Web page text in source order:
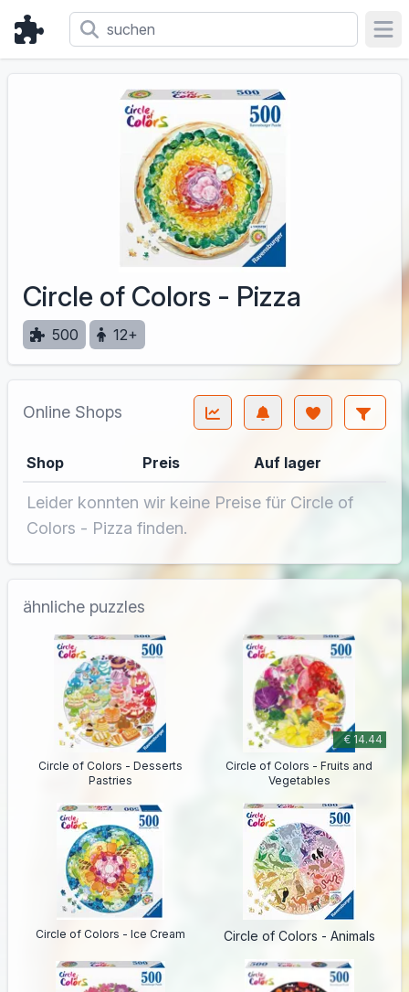
Circle of Colors - Pizza
500 12+
Online Shops
Shop Preis Auf lager
Leider konnten wir keine Preise für Circle of
Colors - Pizza finden.
ähnliche puzzles
Circle of Colors - Desserts
Pastries
€ 14.44
Circle of Colors - Fruits and
Vegetables
Circle of Colors - Ice Cream Circle of Colors - Animals